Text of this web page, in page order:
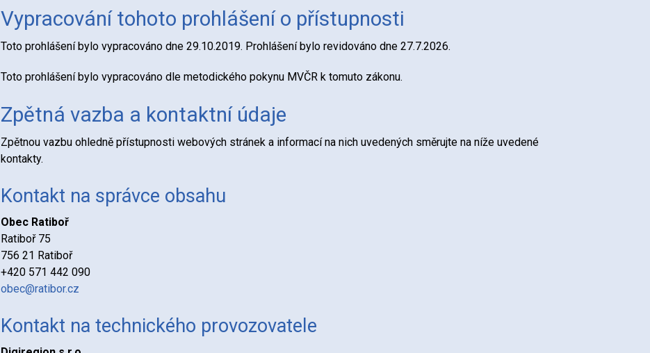
Vypracování tohoto prohlášení o přístupnosti
Toto prohlášení bylo vypracováno dne 29.10.2019. Prohlášení bylo revidováno dne 27.7.2026.
Toto prohlášení bylo vypracováno dle metodického pokynu MVČR k tomuto zákonu.
Zpětná vazba a kontaktní údaje
Zpětnou vazbu ohledně přístupnosti webových stránek a informací na nich uvedených směrujte na níže uvedené
kontakty.
Kontakt na správce obsahu
Obec Ratiboř
Ratiboř 75
756 21 Ratiboř
+420 571 442 090
obec@ratibor.cz
Kontakt na technického provozovatele